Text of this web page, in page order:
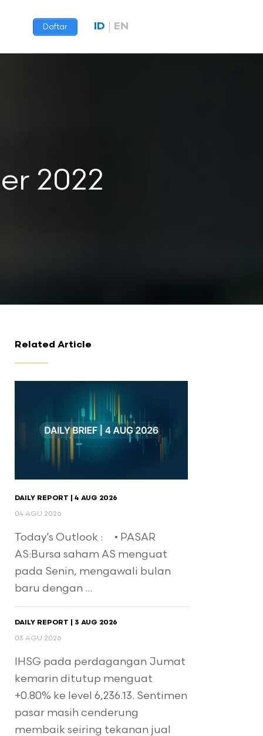
Daftar ID EN
2022
Related Article
DAILY REPORT | 4 AUG 2026
04 AGU 2026
Today’s Outlook : • PASAR
AS:Bursa saham AS menguat
pada Senin, mengawali bulan
baru dengan ...
DAILY REPORT | 3 AUG 2026
03 AGU 2026
IHSG pada perdagangan Jumat
kemarin ditutup menguat
+0.80% ke level 6,236.13. Sentimen
pasar masih cenderung
membaik seiring tekanan jual